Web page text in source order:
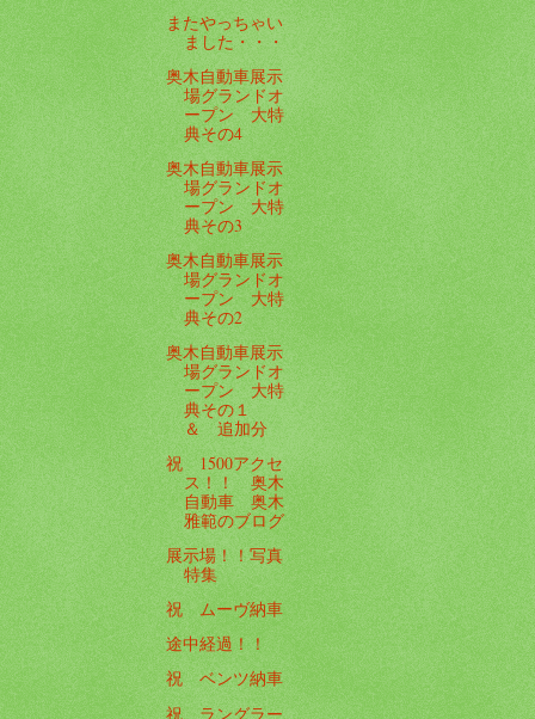
またやっちゃい
ました・・・
奥木自動車展示
場グランドオ
ープン 大特
典その4
奥木自動車展示
場グランドオ
ープン 大特
典その3
奥木自動車展示
場グランドオ
ープン 大特
典その2
奥木自動車展示
場グランドオ
ープン 大特
典その１
＆ 追加分
祝 1500アクセ
ス！！ 奥木
自動車 奥木
雅範のブログ
展示場！！写真
特集
祝 ムーヴ納車
途中経過！！
祝 ベンツ納車
祝 ラングラー